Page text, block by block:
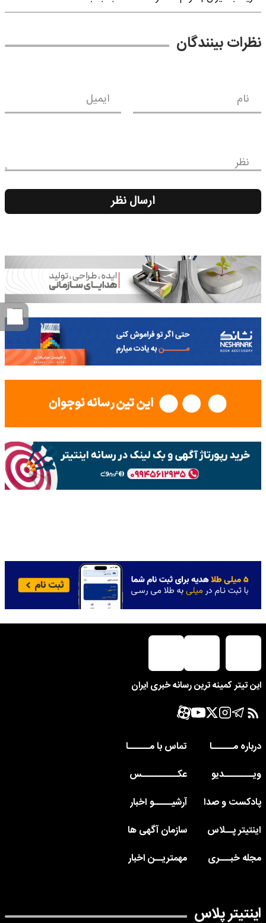
نظرات بینندگان
نام ایمیل
نظر
ارسال نظر
این تیتر کمینه ترین رسانه خبری ایران
درباره مــــــا
تماس با مــــــا
ویــــــــدیو
عکــــــــــس
پادکست و صدا
آرشیـــــو اخبار
اینتیتر پــلاس
سازمان آگهی ها
مجله خبـــری
مهمتریــن اخبار
اینتیتر پلاس